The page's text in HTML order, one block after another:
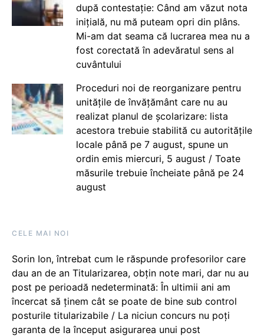
după contestație: Când am văzut nota
inițială, nu mă puteam opri din plâns.
Mi-am dat seama că lucrarea mea nu a
fost corectată în adevăratul sens al
cuvântului
Proceduri noi de reorganizare pentru
unitățile de învățământ care nu au
realizat planul de școlarizare: lista
acestora trebuie stabilită cu autoritățile
locale până pe 7 august, spune un
ordin emis miercuri, 5 august / Toate
măsurile trebuie încheiate până pe 24
august
CELE MAI NOI
Sorin Ion, întrebat cum le răspunde profesorilor care
dau an de an Titularizarea, obțin note mari, dar nu au
post pe perioadă nedeterminată: În ultimii ani am
încercat să ținem cât se poate de bine sub control
posturile titularizabile / La niciun concurs nu poți
garanta de la început asigurarea unui post